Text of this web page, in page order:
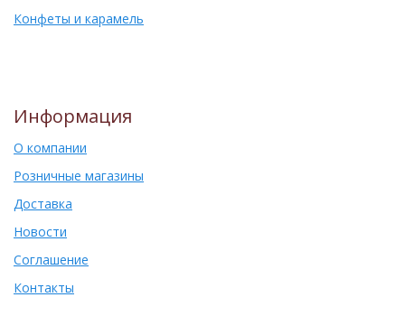
Конфеты и карамель
Информация
О компании
Розничные магазины
Доставка
Новости
Соглашение
Контакты